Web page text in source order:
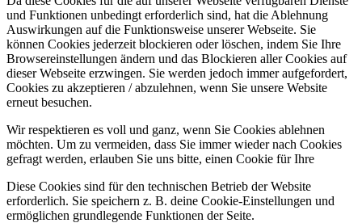
und Funktionen unbedingt erforderlich sind, hat die Ablehnung
Auswirkungen auf die Funktionsweise unserer Webseite. Sie
können Cookies jederzeit blockieren oder löschen, indem Sie Ihre
Browsereinstellungen ändern und das Blockieren aller Cookies auf
dieser Webseite erzwingen. Sie werden jedoch immer aufgefordert,
Cookies zu akzeptieren / abzulehnen, wenn Sie unsere Website
erneut besuchen.
Wir respektieren es voll und ganz, wenn Sie Cookies ablehnen
möchten. Um zu vermeiden, dass Sie immer wieder nach Cookies
gefragt werden, erlauben Sie uns bitte, einen Cookie für Ihre
Diese Cookies sind für den technischen Betrieb der Website
erforderlich. Sie speichern z. B. deine Cookie-Einstellungen und
ermöglichen grundlegende Funktionen der Seite.